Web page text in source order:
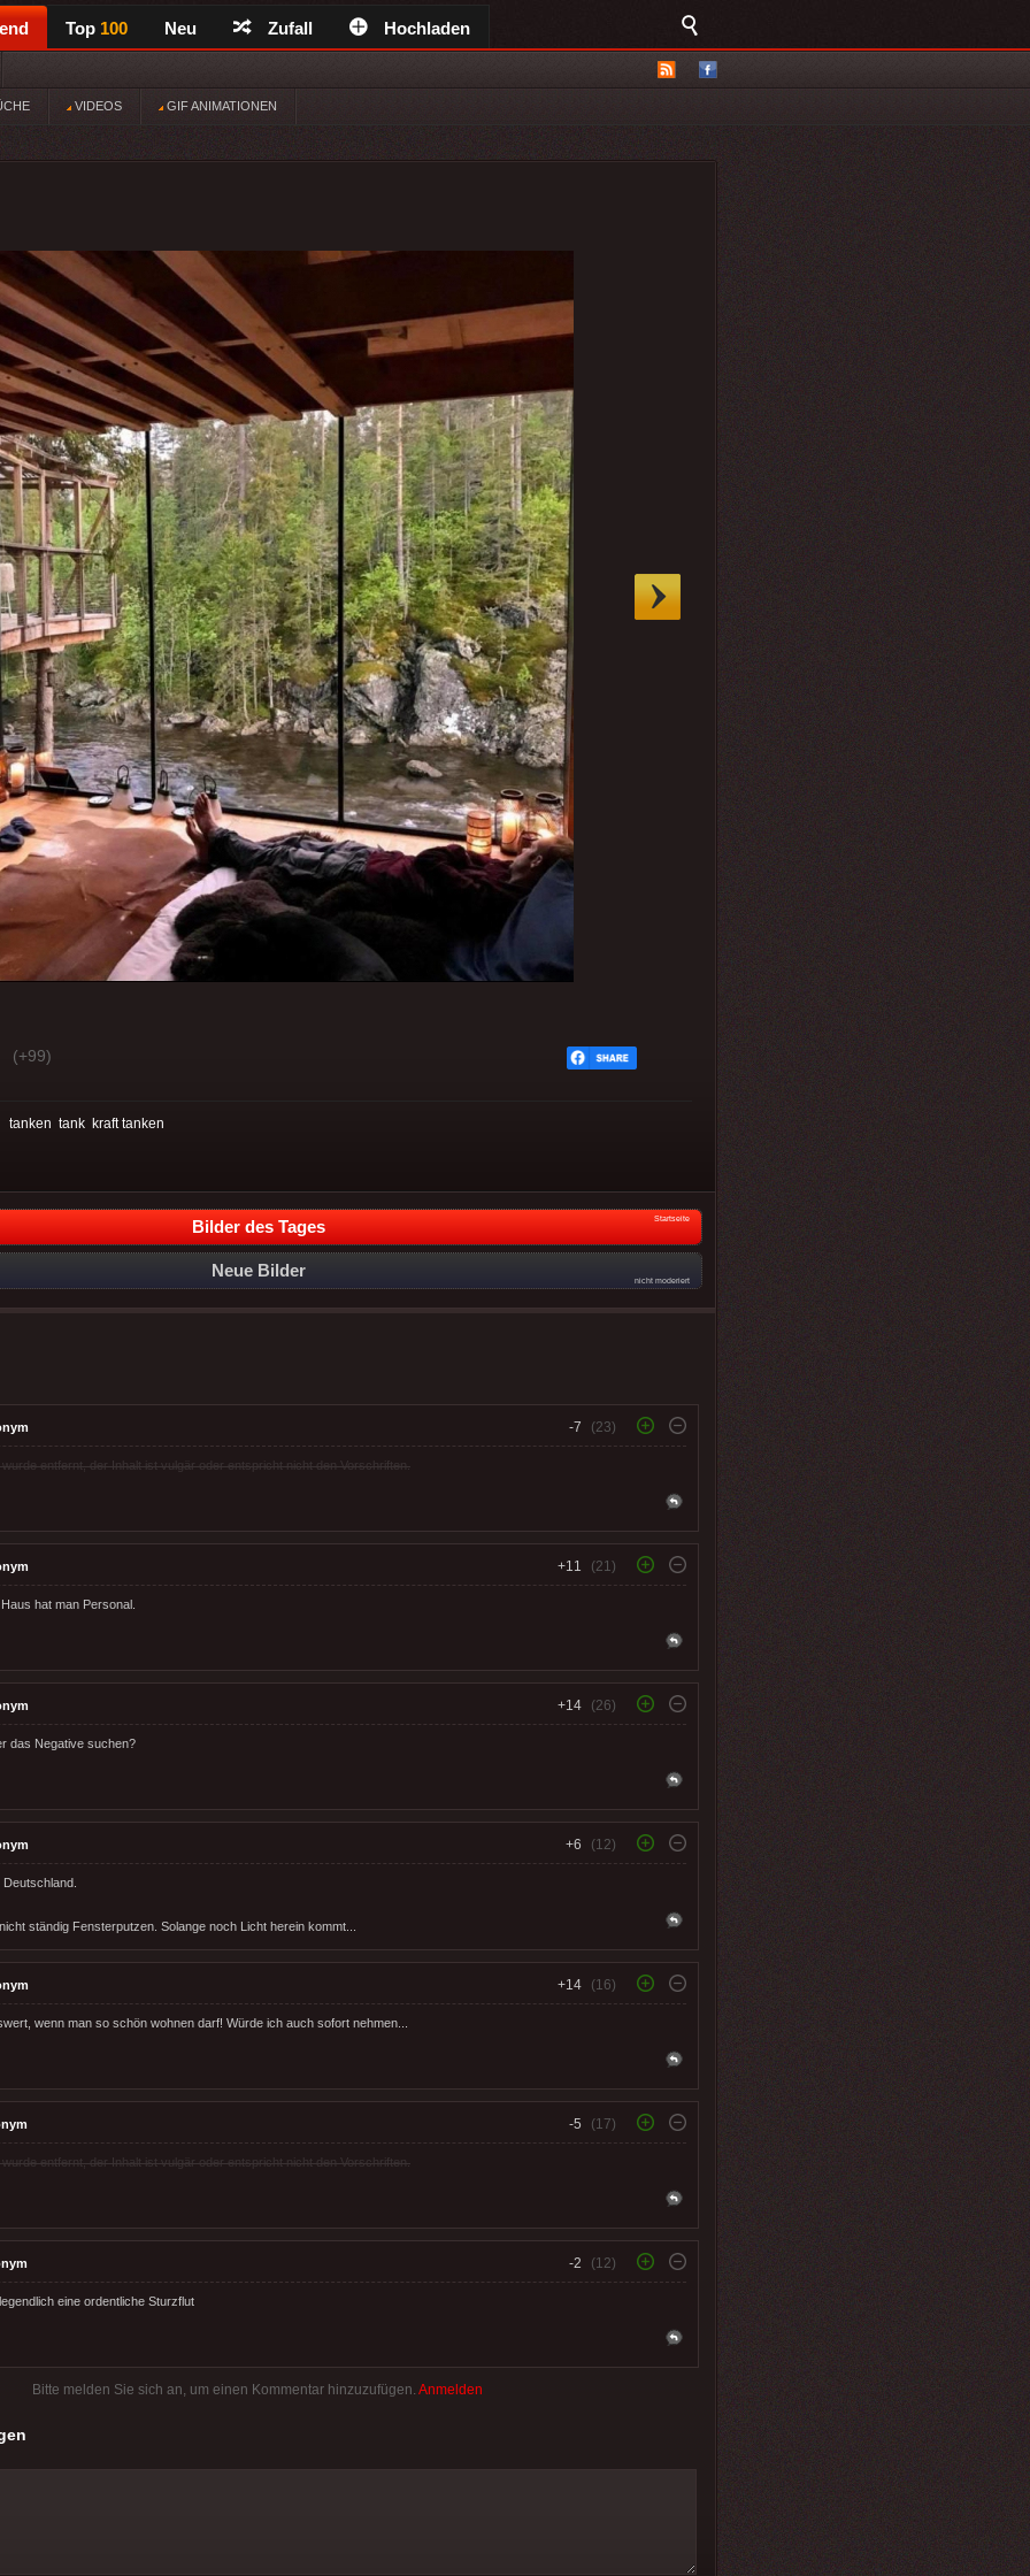
Top 100 Neu Zufall Hochladen
VIDEOS GIF ANIMATIONEN
(+99)
tanken tank kraft tanken
Bilder des Tages Startseite
Neue Bilder
nicht moderiert
-7 (23)
entfernt, der Inhalt ist vulgär oder entspricht nicht den Vorschriften.
+11 (21)
hat man Personal.
+14 (26)
das Negative suchen?
+6 (12)
ständig Fensterputzen. Solange noch Licht herein kommt...
+14 (16)
wenn man so schön wohnen darf! Würde ich auch sofort nehmen...
-5 (17)
entfernt, der Inhalt ist vulgär oder entspricht nicht den Vorschriften.
-2 (12)
eine ordentliche Sturzflut
Bitte melden Sie sich an, um einen Kommentar hinzuzufügen. Anmelden